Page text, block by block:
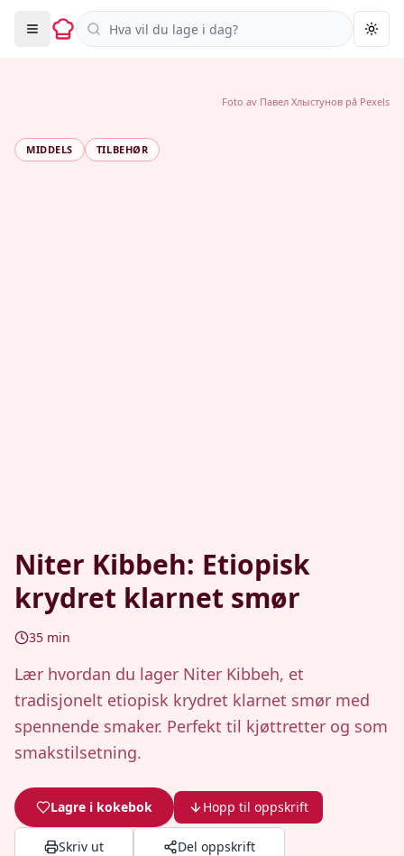
Søk i oppskrifter
MIDDELS TILBEHØR
Niter Kibbeh: Etiopisk
krydret klarnet smør
35 min
Lær hvordan du lager Niter Kibbeh, et
tradisjonelt etiopisk krydret klarnet smør med
spennende smaker. Perfekt til kjøttretter og som
smakstilsetning.
Lagre i kokebok Hopp til oppskrift
Skriv ut Del oppskrift
Foto av Павел Хлыстунов på Pexels